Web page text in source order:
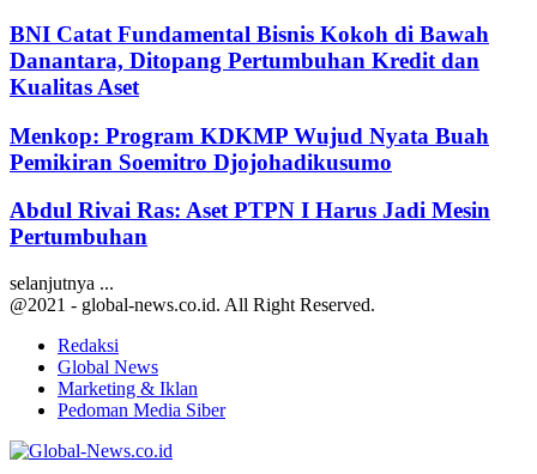
BNI Catat Fundamental Bisnis Kokoh di Bawah
Danantara, Ditopang Pertumbuhan Kredit dan
Kualitas Aset
Menkop: Program KDKMP Wujud Nyata Buah
Pemikiran Soemitro Djojohadikusumo
Abdul Rivai Ras: Aset PTPN I Harus Jadi Mesin
Pertumbuhan
selanjutnya ...
@2021 - global-news.co.id. All Right Reserved.
Redaksi
Global News
Marketing & Iklan
Pedoman Media Siber